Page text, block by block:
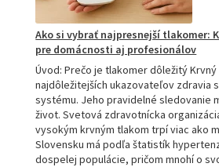
Ako si vybrať najpresnejší tlakomer:
pre domácnosti aj profesionálov
Úvod: Prečo je tlakomer dôležitý
najdôležitejších ukazovateľov zdravia
systému. Jeho pravidelné sledovanie
život. Svetová zdravotnícka
vysokým krvným tlakom trpí viac ako
Slovensku má podľa štatistík
dospelej populácie, pričom mnohí o